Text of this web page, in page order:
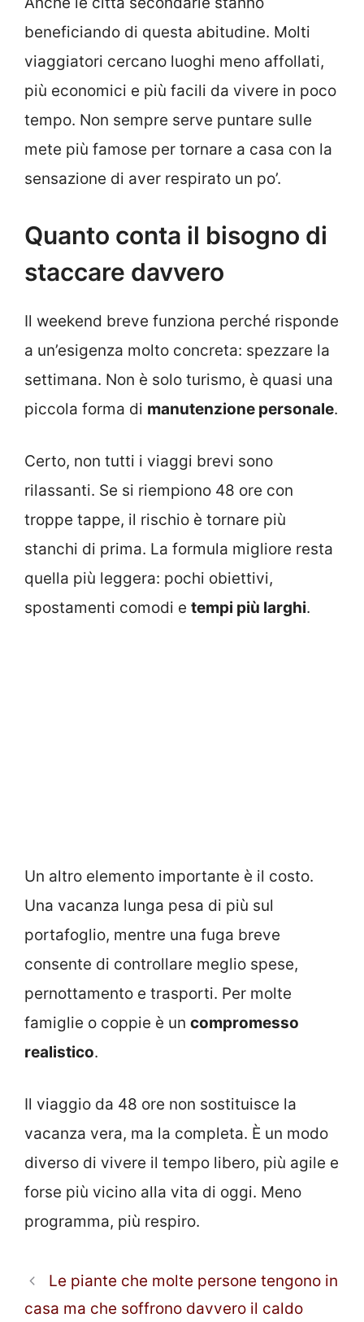
beneficiando di questa abitudine. Molti
viaggiatori cercano luoghi meno affollati,
più economici e più facili da vivere in poco
tempo. Non sempre serve puntare sulle
mete più famose per tornare a casa con la
sensazione di aver respirato un po’.
Quanto conta il bisogno di
staccare davvero
Il weekend breve funziona perché risponde
a un’esigenza molto concreta: spezzare la
settimana. Non è solo turismo, è quasi una
piccola forma di manutenzione personale.
Certo, non tutti i viaggi brevi sono
rilassanti. Se si riempiono 48 ore con
troppe tappe, il rischio è tornare più
stanchi di prima. La formula migliore resta
quella più leggera: pochi obiettivi,
spostamenti comodi e tempi più larghi.
Un altro elemento importante è il costo.
Una vacanza lunga pesa di più sul
portafoglio, mentre una fuga breve
consente di controllare meglio spese,
pernottamento e trasporti. Per molte
famiglie o coppie è un compromesso
realistico.
Il viaggio da 48 ore non sostituisce la
vacanza vera, ma la completa. È un modo
diverso di vivere il tempo libero, più agile e
forse più vicino alla vita di oggi. Meno
programma, più respiro.
Le piante che molte persone tengono in
casa ma che soffrono davvero il caldo